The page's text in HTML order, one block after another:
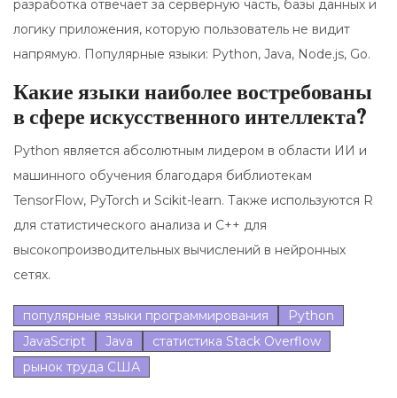
разработка отвечает за серверную часть, базы данных и
логику приложения, которую пользователь не видит
напрямую. Популярные языки: Python, Java, Node.js, Go.
Какие языки наиболее востребованы
в сфере искусственного интеллекта?
Python является абсолютным лидером в области ИИ и
машинного обучения благодаря библиотекам
TensorFlow, PyTorch и Scikit-learn. Также используются R
для статистического анализа и C++ для
высокопроизводительных вычислений в нейронных
сетях.
популярные языки программирования
Python
JavaScript
Java
статистика Stack Overflow
рынок труда США